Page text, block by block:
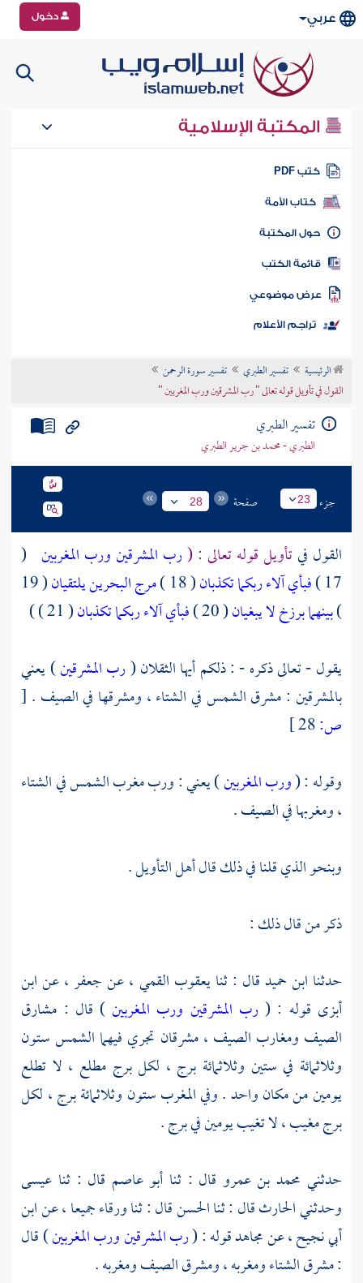
عربي دخول
المكتبة الإسلامية
كتب PDF
كتاب الأمة
المكتبة
الكتب
موضوعي
تراجم الأعلام
الرئيسية تفسير الطبري
تفسير سورة الرحمن
القول في تأويل قوله تعالى " رب المشرقين ورب المغربين "
تفسير الطبري
الطبري - محمد بن جرير الطبري
جزء 23 صفحة 28
القول فيتأويل قوله تعالى : (رب المشرقين ورب المغربين (
17 ) فبأي آلاء ربكما تكذبان( 18 ) مرج البحرين يلتقيان ( 19
)بينهما برزخ لا يبغيان( 20 ) فبأي آلاء ربكما تكذبان( 21 ) )
يقول - تعالى ذكره - : ذلكم أيها الثقلان (رب المشرقين) يعني
بالمشرقين : مشرق الشمس في الشتاء ، ومشرقها في الصيف . [
ص:
وقوله : (ورب المغربين) يعني : ورب مغرب الشمس في الشتاء
، ومغربها في الصيف .
وبنحو الذي قلنا في ذلك قال أهل التأويل .
ذكر من قال ذلك :
حدثنا ابن حميدقال : ثنايعقوب القمي ، عنجعفر، عنابن
أبزى قوله : (رب المشرقين ورب المغربين) قال : مشارق
الصيف ومغارب الصيف ، مشرقان تجري فيهما الشمس ستون
وثلاثمائة في ستين وثلاثمائة برج ، لكل برج مطلع ، لا تطلع
يومين من مكان واحد . وفي المغرب ستون وثلاثمائة برج ، لكل
برج مغيب ، لا تغيب يومين في برج .
حدثني محمد بن عمرو قال : ثنا أبو عاصم قال : ثنا عيسى
وحدثنيالحارثقال : ثناالحسنقال : ثناورقاءجميعا ، عنابن
أبي نجيح، عنمجاهدقوله : (رب المشرقين ورب المغربين) قال
: مشرق الشتاء ومغربه ، ومشرق الصيف ومغربه .